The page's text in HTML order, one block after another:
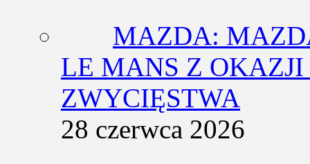
MAZDA:
LE MANS Z
ZWYCIĘSTWA
28 czerwca 2026